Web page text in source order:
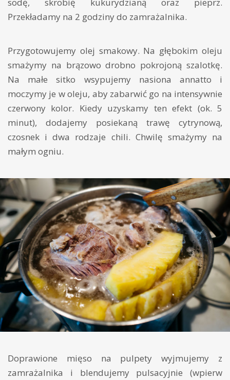
Przekładamy na 2 godziny do zamrażalnika.
Przygotowujemy olej smakowy. Na głębokim oleju
smażymy na brązowo drobno pokrojoną szalotkę.
Na małe sitko wsypujemy nasiona annatto i
moczymy je w oleju, aby zabarwić go na intensywnie
czerwony kolor. Kiedy uzyskamy ten efekt (ok. 5
minut), dodajemy posiekaną trawę cytrynową,
czosnek i dwa rodzaje chili. Chwilę smażymy na
małym ogniu.
Doprawione mięso na pulpety wyjmujemy z
zamrażalnika i blendujemy pulsacyjnie (wpierw